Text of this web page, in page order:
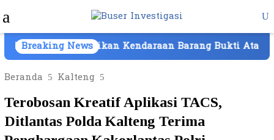
ke
konten
Mobile
Breaking News
Kepemilikan Kendaraan Barang Bukti Atas Nama
Beranda
Kalteng
Terobosan Kreatif Aplikasi TACS,
Ditlantas Polda Kalteng Terima